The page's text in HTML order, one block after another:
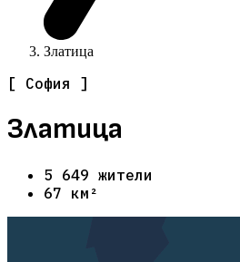
Златица
[ София ]
Златица
5 649 жители
67 км²